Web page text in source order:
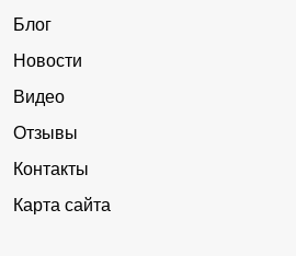
Блог
Новости
Видео
Отзывы
Контакты
Карта сайта